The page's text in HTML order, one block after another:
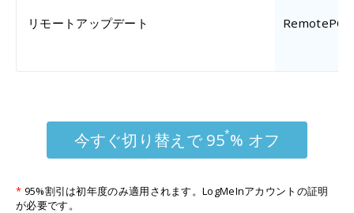
リモートアップデート
RemotePC
今すぐ切り替えで 95*% オフ
* 95%割引は初年度のみ適用されます。LogMeInアカウントの証明
が必要です。